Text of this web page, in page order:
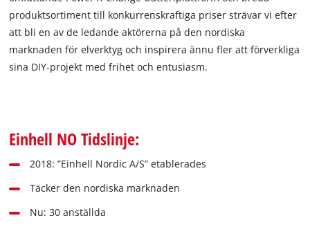
produktsortiment till konkurrenskraftiga priser strävar vi efter
att bli en av de ledande aktörerna på den nordiska
marknaden för elverktyg och inspirera ännu fler att förverkliga
sina DIY-projekt med frihet och entusiasm.
Einhell NO Tidslinje:
2018: ”Einhell Nordic A/S” etablerades
Täcker den nordiska marknaden
Nu: 30 anställda